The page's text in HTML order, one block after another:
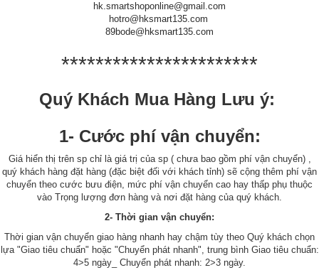
hk.smartshoponline@gmail.com
hotro@hksmart135.com
89bode@hksmart135.com
***********************
Quý Khách Mua Hàng Lưu ý:
1- Cước phí vận chuyển:
Giá hiển thị trên sp chỉ là giá trị của sp ( chưa bao gồm phí vận chuyển) ,
quý khách hàng đặt hàng (đặc biệt đối với khách tỉnh) sẽ cộng thêm phí vận
chuyển theo cước bưu điện, mức phí vận chuyển cao hay thấp phụ thuộc
vào Trọng lượng đơn hàng và nơi đặt hàng của quý khách.
2- Thời gian vận chuyển:
Thời gian vận chuyển giao hàng nhanh hay chậm tùy theo Quý khách chọn
lựa "Giao tiêu chuẩn" hoặc "Chuyển phát nhanh", trung bình Giao tiêu chuẩn:
4>5 ngày_ Chuyển phát nhanh: 2>3 ngày.